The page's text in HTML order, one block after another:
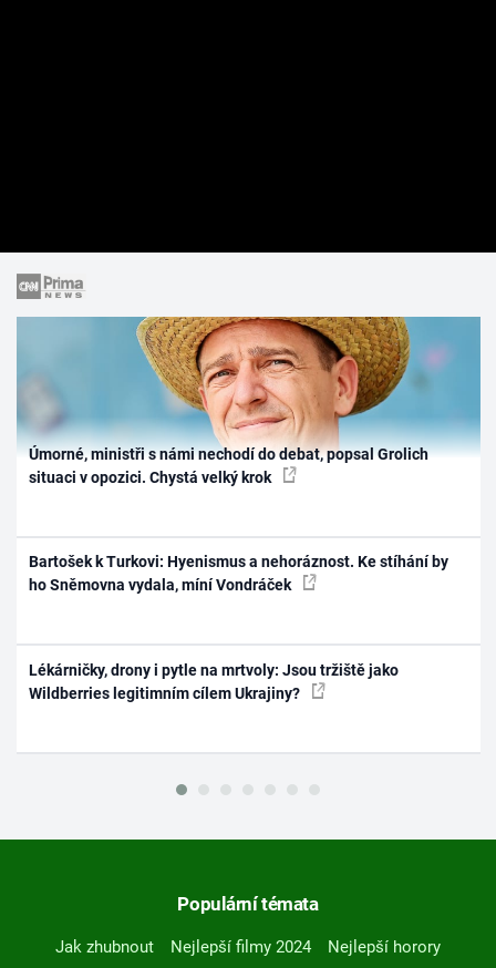
Úmorné, ministři s námi nechodí do debat, popsal Grolich
situaci v opozici. Chystá velký krok
Bartošek k Turkovi: Hyenismus a nehoráznost. Ke stíhání by
ho Sněmovna vydala, míní Vondráček
Lékárničky, drony i pytle na mrtvoly: Jsou tržiště jako
Wildberries legitimním cílem Ukrajiny?
Populární témata
Jak zhubnout Nejlepší filmy 2024
Nejlepší horory